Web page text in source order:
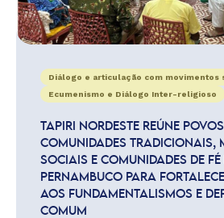
Diálogo e articulação com movimentos
Ecumenismo e Diálogo Inter-religioso
TAPIRI NORDESTE REÚNE
COMUNIDADES TRADICIONAIS,
SOCIAIS E COMUNIDADES DE FÉ
PERNAMBUCO PARA
AOS FUNDAMENTALISMOS E
COMUM